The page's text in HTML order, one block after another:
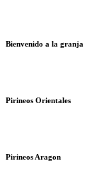
Bienvenido a la granja
Pirineos Orientales
Pirineos Aragon